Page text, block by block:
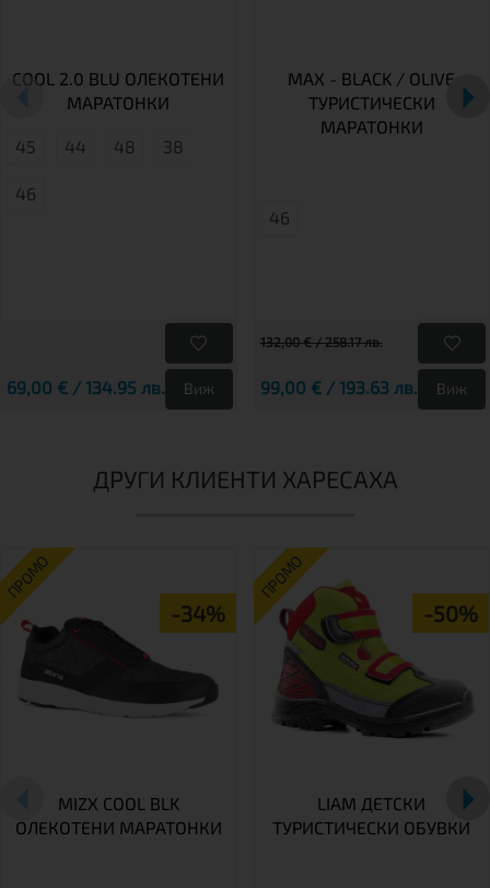
COOL 2.0 BLU ОЛЕКОТЕНИ
МАРАТОНКИ
45 44 48 38
46
69,00 € / 134.95 лв. Виж
MAX - BLACK / OLIVE
ТУРИСТИЧЕСКИ
МАРАТОНКИ
46
132,00 € / 258.17 лв.
99,00 € / 193.63 лв. Виж
ДРУГИ КЛИЕНТИ ХАРЕСАХА
ПРОМО
-34%
MIZX COOL BLK
ОЛЕКОТЕНИ МАРАТОНКИ
ПРОМО
-50%
LIAM ДЕТСКИ
ТУРИСТИЧЕСКИ ОБУВКИ